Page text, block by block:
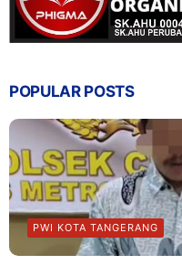
POPULAR POSTS
PWI KOTA TANGERANG